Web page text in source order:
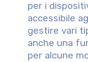
per i
accessibile
gestire vari
anche una
per alcune